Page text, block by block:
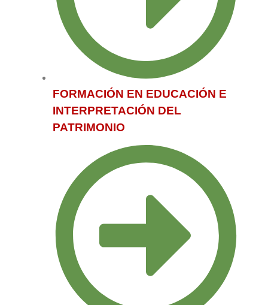
FORMACIÓN EN EDUCACIÓN E
INTERPRETACIÓN DEL
PATRIMONIO